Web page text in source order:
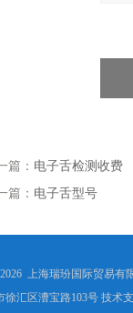
篇： 电子舌检测收费
篇： 电子舌型号
上海瑞玢国际贸易有
徐汇区漕宝路103号 技术